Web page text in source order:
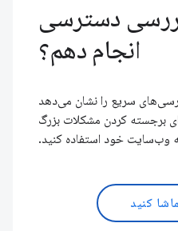
دسترسی
انجام دهم؟
سریع را نشان می‌دهد
برجسته کردن مشکلات بزرگ
وب‌سایت خود استفاده کنید.
کنید